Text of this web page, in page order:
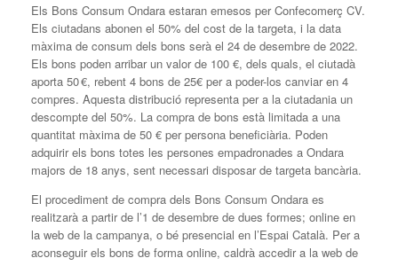
Els Bons Consum Ondara estaran emesos per Confecomerç CV.
Els ciutadans abonen el 50% del cost de la targeta, i la data
màxima de consum dels bons serà el 24 de desembre de 2022.
Els bons poden arribar un valor de 100 €, dels quals, el ciutadà
aporta 50 €, rebent 4 bons de 25€ per a poder-los canviar en 4
compres. Aquesta distribució representa per a la ciutadania un
descompte del 50%. La compra de bons està limitada a una
quantitat màxima de 50 € per persona beneficiària. Poden
adquirir els bons totes les persones empadronades a Ondara
majors de 18 anys, sent necessari disposar de targeta bancària.
El procediment de compra dels Bons Consum Ondara es
realitzarà a partir de l’1 de desembre de dues formes; online en
la web de la campanya, o bé presencial en l’Espai Català. Per a
aconseguir els bons de forma online, caldrà accedir a la web de